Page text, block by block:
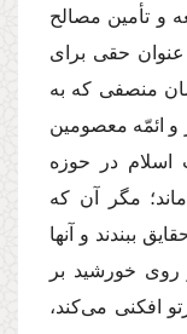
و تأمین مصالح
عنوان حقى براى
منصفى كه به
و ائمّه معصومین
اسلام در حوزه
مگر آن كه
ببندند و آنها
روى خورشید بر
افكنى مى‌كند،